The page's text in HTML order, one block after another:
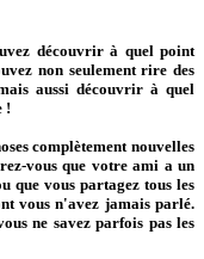
découvrir à quel point
non seulement rire des
aussi découvrir à quel
!
complètement nouvelles
vous que votre ami a un
que vous partagez tous les
vous n'avez jamais parlé.
ne savez parfois pas les